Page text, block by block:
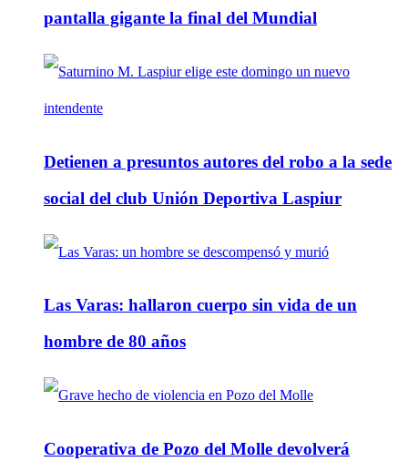
pantalla gigante la final del Mundial
Detienen a presuntos autores del robo a la sede
social del club Unión Deportiva Laspiur
Las Varas: hallaron cuerpo sin vida de un
hombre de 80 años
Cooperativa de Pozo del Molle devolverá